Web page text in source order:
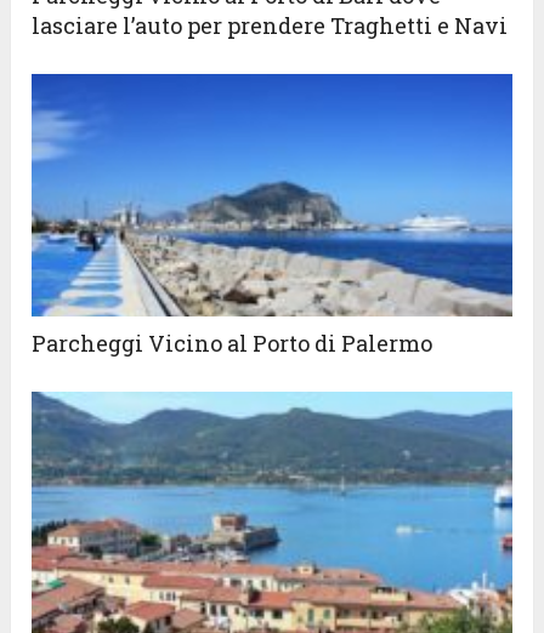
lasciare l’auto per prendere Traghetti e Navi
Parcheggi Vicino al Porto di Palermo